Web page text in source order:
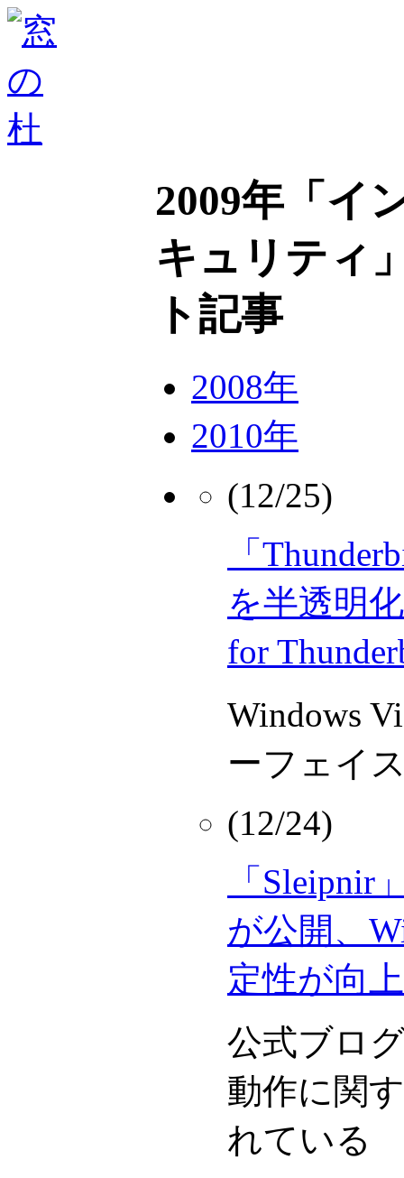
2009年「イ
キュリティ
ト記事
2008年
2010年
(12/25)
「
を半透明
for
Windows
ーフェイ
(12/24)
「Sleipnir
が公開、
定性が向上
公式ブロ
動作に関
れている